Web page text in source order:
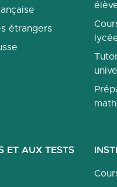
étrangers
ET AUX TESTS